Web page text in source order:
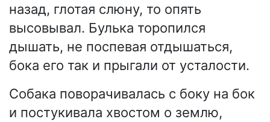
назад, глотая слюну, то опять
высовывал. Булька торопился
дышать, не поспевая отдышаться,
бока его так и прыгали от усталости.
Собака поворачивалась с боку на бок
и постукивала хвостом о землю,